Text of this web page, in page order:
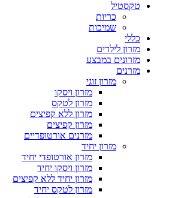
טקסטיל
כריות
שמיכות
כללי
מזרון לילדים
מזרונים במבצע
מזרנים
מזרון זוגי
מזרון ויסקו
מזרון לטקס
מזרון ללא קפיצים
מזרון קפיצים
מזרנים אורטופדיים
מזרון יחיד
מזרון אורטופדי יחיד
מזרון ויסקו יחיד
מזרון יחיד ללא קפיצים
מזרון לטקס יחיד